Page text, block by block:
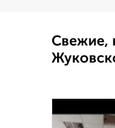
Свежие,